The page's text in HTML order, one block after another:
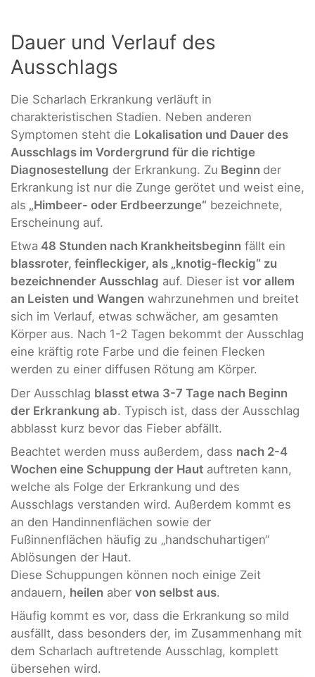
Dauer und Verlauf des
Ausschlags
Die Scharlach Erkrankung verläuft in
charakteristischen Stadien. Neben anderen
Symptomen steht die Lokalisation und Dauer des
Ausschlags im Vordergrund für die richtige
Diagnosestellung der Erkrankung. Zu Beginn der
Erkrankung ist nur die Zunge gerötet und weist eine,
als „Himbeer- oder Erdbeerzunge“ bezeichnete,
Erscheinung auf.
Etwa 48 Stunden nach Krankheitsbeginn fällt ein
blassroter, feinfleckiger, als „knotig-fleckig“ zu
bezeichnender Ausschlag auf. Dieser ist vor allem
an Leisten und Wangen wahrzunehmen und breitet
sich im Verlauf, etwas schwächer, am gesamten
Körper aus. Nach 1-2 Tagen bekommt der Ausschlag
eine kräftig rote Farbe und die feinen Flecken
werden zu einer diffusen Rötung am Körper.
Der Ausschlag blasst etwa 3-7 Tage nach Beginn
der Erkrankung ab. Typisch ist, dass der Ausschlag
abblasst kurz bevor das Fieber abfällt.
Beachtet werden muss außerdem, dass nach 2-4
Wochen eine Schuppung der Haut auftreten kann,
welche als Folge der Erkrankung und des
Ausschlags verstanden wird. Außerdem kommt es
an den Handinnenflächen sowie der
Fußinnenflächen häufig zu „handschuhartigen“
Ablösungen der Haut.
Diese Schuppungen können noch einige Zeit
andauern, heilen aber von selbst aus.
Häufig kommt es vor, dass die Erkrankung so mild
ausfällt, dass besonders der, im Zusammenhang mit
dem Scharlach auftretende Ausschlag, komplett
übersehen wird.